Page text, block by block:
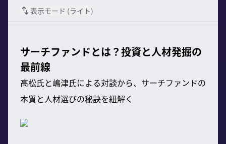
表示モード (ライト)
サーチファンドとは？投資と人材発掘の
最前線
高松氏と嶋津氏による対談から、サーチファンドの
本質と人材選びの秘訣を紐解く